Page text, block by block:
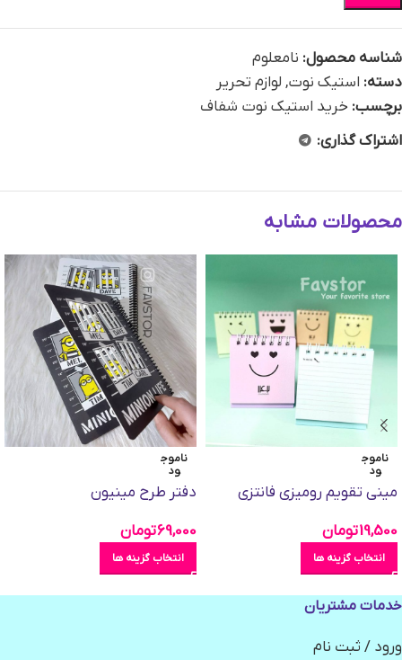
شناسه محصول: نامعلوم
دسته: استیک نوت, لوازم تحریر
برچسب: خرید استیک نوت شفاف
اشتراک گذاری:
محصولات مشابه
ناموج
ود
مینی تقویم رومیزی فانتزی
19,500تومان
انتخاب گزینه ها
ناموج
ود
دفتر طرح مینیون
69,000تومان
انتخاب گزینه ها
خدمات مشتریان
ورود / ثبت نام